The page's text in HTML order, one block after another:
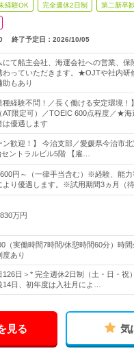
経験OK 完全週休2日制 第二新卒
終了予定日： 2026/10/05
にて船主会社、海運会社への営業、保
わっていただきます。★OJTや社内研
助もあり
種経験不問！／長く働ける安定環境！
AT限定可）／TOEIC 600点程度／★
は優遇します
ン歓迎！】 今治支部／愛媛県今治市
ントラルビル5階 【雇…
円～（一律手当含む）※経験、能力
より優遇します。※試用期間3ヵ月（
万円
（実働時間7時間/休憩時間60分）時
度あり
126日＞* 完全週休2日制（土・日・祝
14日、初年度は入社月によ…
見る 気